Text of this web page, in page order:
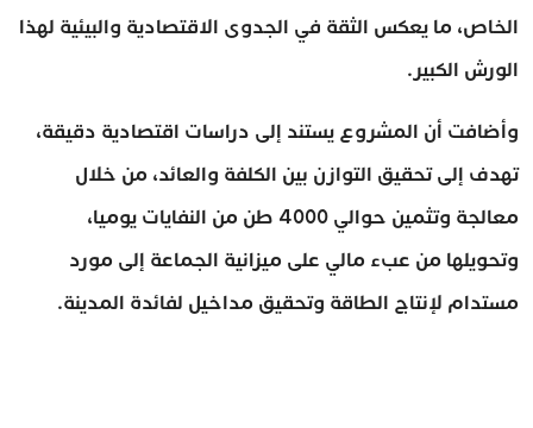
الخاص، ما يعكس الثقة في الجدوى الاقتصادية والبيئية لهذا
الورش الكبير.
وأضافت أن المشروع يستند إلى دراسات اقتصادية دقيقة،
تهدف إلى تحقيق التوازن بين الكلفة والعائد، من خلال
معالجة وتثمين حوالي 4000 طن من النفايات يوميا،
وتحويلها من عبء مالي على ميزانية الجماعة إلى مورد
مستدام لإنتاج الطاقة وتحقيق مداخيل لفائدة المدينة.